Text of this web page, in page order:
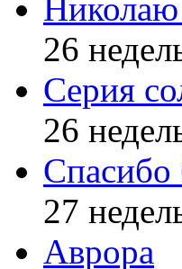
26
Серия
26
Спасибо
27
Аврора